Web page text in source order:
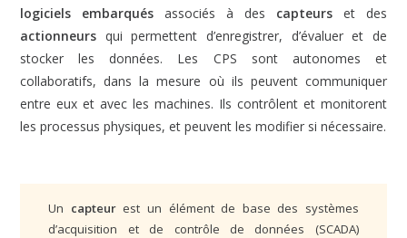
logiciels embarqués associés à des capteurs et des
actionneurs qui permettent d’enregistrer, d’évaluer et de
stocker les données. Les CPS sont autonomes et
collaboratifs, dans la mesure où ils peuvent communiquer
entre eux et avec les machines. Ils contrôlent et monitorent
les processus physiques, et peuvent les modifier si nécessaire.
Un capteur est un élément de base des systèmes
d’acquisition et de contrôle de données (SCADA)